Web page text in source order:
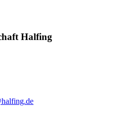
Halfing